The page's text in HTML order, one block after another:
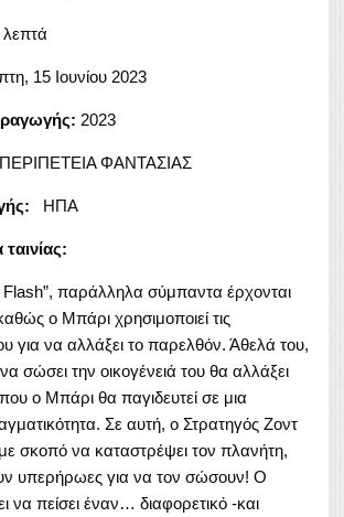
λεπτά
15 Ιουνίου 2023
2023
ΠΕΡΙΠΕΤΕΙΑ ΦΑΝΤΑΣΙΑΣ
ΗΠΑ
Flash”, παράλληλα σύμπαντα έρχονται
ο Μπάρι χρησιμοποιεί τις
για να αλλάξει το παρελθόν. Άθελά του,
σώσει την οικογένειά του θα αλλάξει
ο Μπάρι θα παγιδευτεί σε μια
Σε αυτή, ο Στρατηγός Ζοντ
με σκοπό να καταστρέψει τον πλανήτη,
υπερήρωες για να τον σώσουν! Ο
να πείσει έναν… διαφορετικό -και